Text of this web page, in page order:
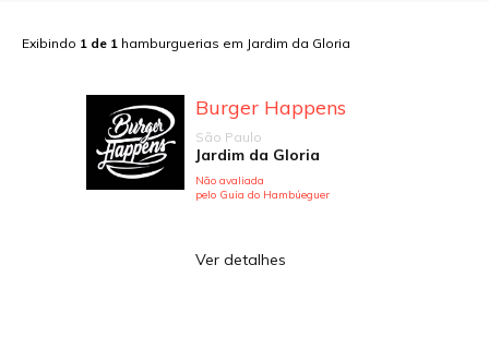
Exibindo 1 de 1 hamburguerias em Jardim da Gloria
Burger Happens
São Paulo
Jardim da Gloria
Não avaliada
pelo Guia do Hambúeguer
Ver detalhes